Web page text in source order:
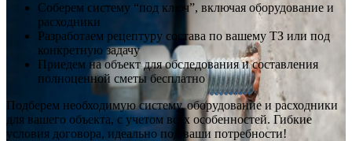
Соберем систему “под ключ”, включая оборудование и
расходники
Разработаем рецептуру состава по вашему ТЗ или под
конкретную задачу
Приедем на объект для обследования и составления
полноценной сметы бесплатно
Подберем необходимую систему, оборудование и расходники
для вашего объекта, с учетом всех особенностей. Гибкие
условия договора, идеально под ваши потребности!